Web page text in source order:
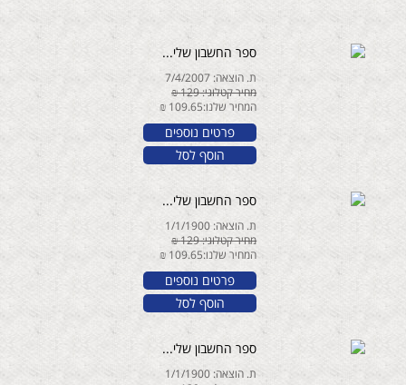
ספר החשבון שלי...
ת. הוצאה: 7/4/2007
מחיר קטלוגי: 129 ₪
המחיר שלנו:109.65 ₪
פרטים נוספים
הוסף לסל
ספר החשבון שלי...
ת. הוצאה: 1/1/1900
מחיר קטלוגי: 129 ₪
המחיר שלנו:109.65 ₪
פרטים נוספים
הוסף לסל
ספר החשבון שלי...
ת. הוצאה: 1/1/1900